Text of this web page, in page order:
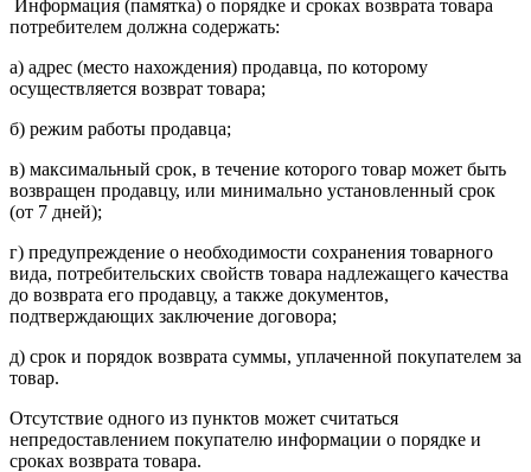
Информация (памятка) о порядке и сроках возврата товара
потребителем должна содержать:
а) адрес (место нахождения) продавца, по которому
осуществляется возврат товара;
б) режим работы продавца;
в) максимальный срок, в течение которого товар может быть
возвращен продавцу, или минимально установленный срок
(от 7 дней);
г) предупреждение о необходимости сохранения товарного
вида, потребительских свойств товара надлежащего качества
до возврата его продавцу, а также документов,
подтверждающих заключение договора;
д) срок и порядок возврата суммы, уплаченной покупателем за
товар.
Отсутствие одного из пунктов может считаться
непредоставлением покупателю информации о порядке и
сроках возврата товара.